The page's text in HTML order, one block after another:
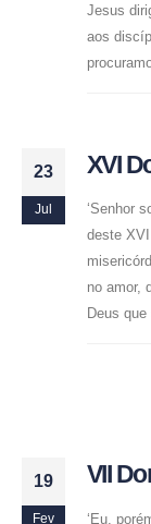
Jesus
aos
23
Jul
XVI
‘Senhor
deste
no amor,
Deus
19
Fev
VII
‘Eu,